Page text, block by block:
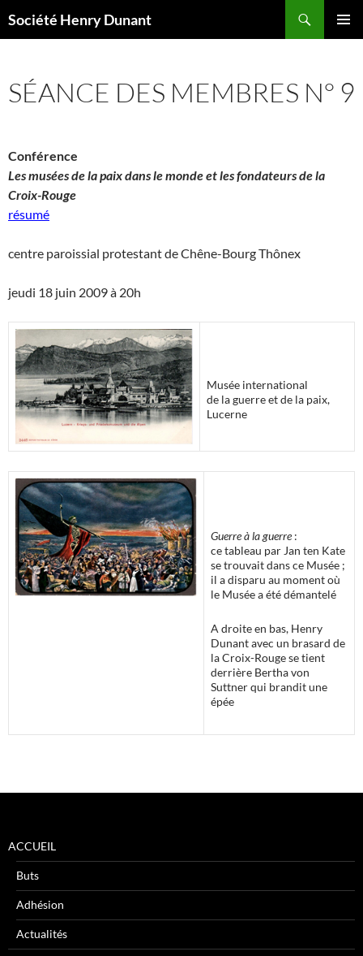
au
Société Henry Dunant
SÉANCE DES MEMBRES N° 9
Conférence
Les musées de la paix dans le monde et les fondateurs de la
Croix-Rouge
résumé
centre paroissial protestant de Chêne-Bourg Thônex
jeudi 18 juin 2009 à 20h
Musée international
de la guerre et de la paix,
Lucerne
Guerre à la guerre:
ce tableau par Jan ten Kate
se trouvait dans ce Musée ;
il a disparu au moment où
le Musée a été démantelé
A droite en bas, Henry
Dunant avec un brasard de
la Croix-Rouge se tient
derrière Bertha von
Suttner qui brandit une
épée
ACCUEIL
Buts
Adhésion
Actualités